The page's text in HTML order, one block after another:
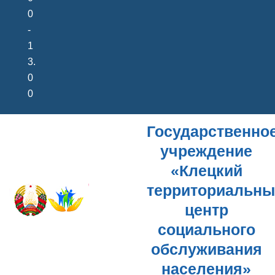
0
-
1
3.
0
0
учреждение
«Клецкий
центр
социального
обслуживания
населения»